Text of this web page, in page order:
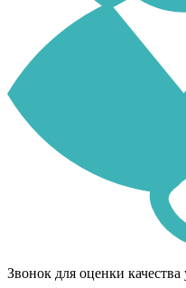
Звонок для оценки качества